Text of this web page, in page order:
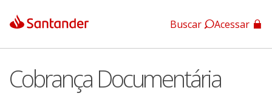
App Santander
App Santander Empresas
Buscar Acessar
Cobrança Documentária